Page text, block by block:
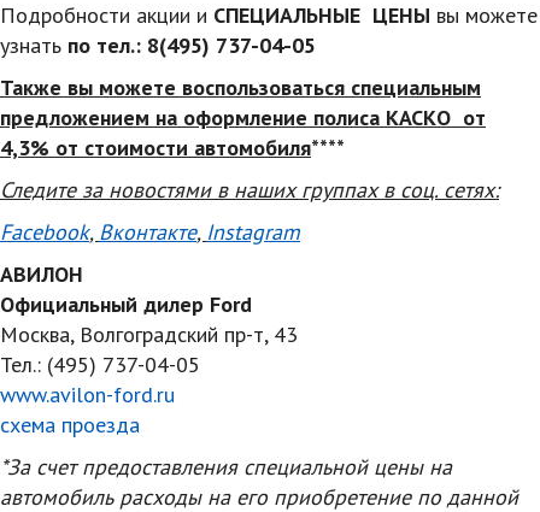
Подробности акции и СПЕЦИАЛЬНЫЕ ЦЕНЫ вы можете
узнать по тел.: 8(495) 737-04-05
Также вы можете воспользоваться специальным
предложением на оформление полиса КАСКО от
4,3% от стоимости автомобиля****
Следите за новостями в наших группах в соц. сетях:
Facebook, Вконтакте, Instagram
АВИЛОН
Официальный дилер Ford
Москва, Волгоградский пр-т, 43
Тел.: (495) 737-04-05
www.avilon-ford.ru
схема проезда
*За счет предоставления специальной цены на
автомобиль расходы на его приобретение по данной